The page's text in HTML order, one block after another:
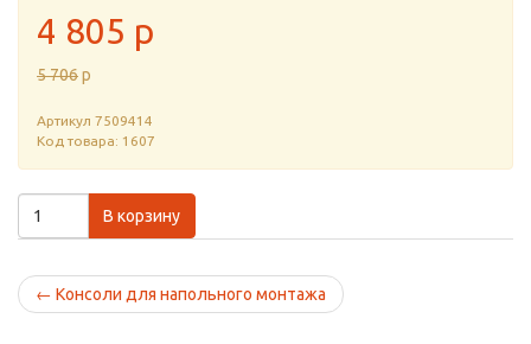
4 805 p
5 706p
Артикул 7509414
Код товара: 1607
В корзину
← Консоли для напольного монтажа